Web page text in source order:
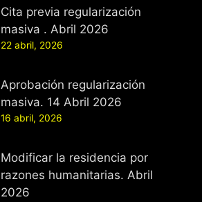
Cita previa regularización
masiva . Abril 2026
22 abril, 2026
Aprobación regularización
masiva. 14 Abril 2026
16 abril, 2026
Modificar la residencia por
razones humanitarias. Abril
2026